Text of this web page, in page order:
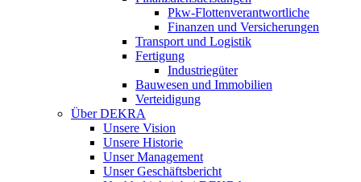
Pkw‑Flottenverantwortliche
Finanzen und Versicherungen
Transport und Logistik
Fertigung
Industriegüter
Bauwesen und Immobilien
Verteidigung
Über DEKRA
Unsere Vision
Unsere Historie
Unser Management
Unser Geschäftsbericht